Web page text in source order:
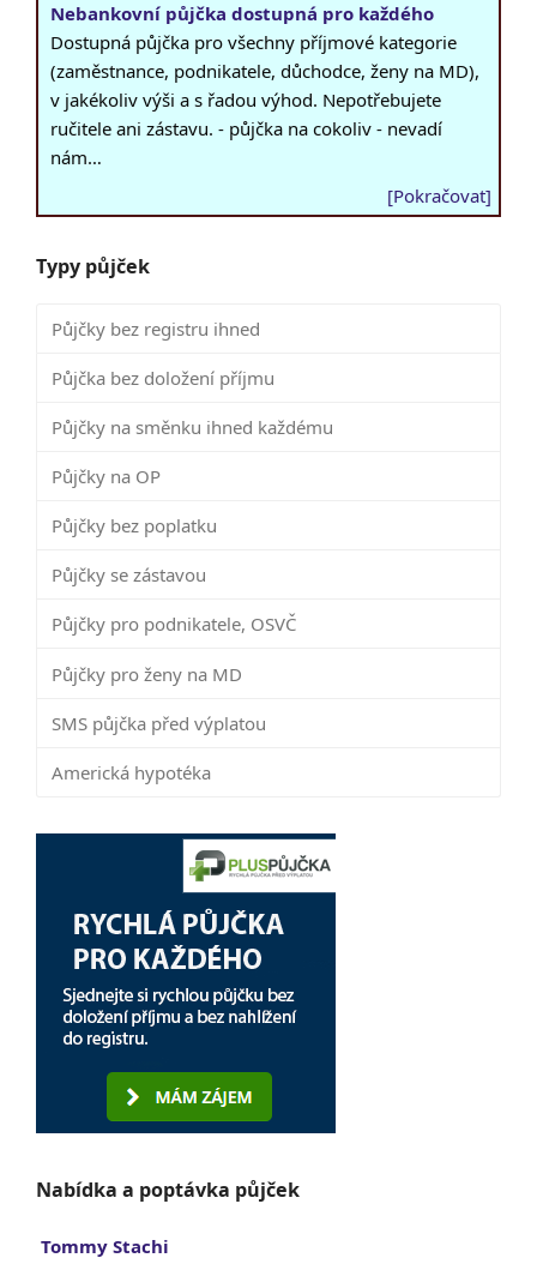
Nebankovní půjčka dostupná pro každého
Dostupná půjčka pro všechny příjmové kategorie
(zaměstnance, podnikatele, důchodce, ženy na MD),
v jakékoliv výši a s řadou výhod. Nepotřebujete
ručitele ani zástavu. - půjčka na cokoliv - nevadí
nám…
[Pokračovat]
Typy půjček
Půjčky bez registru ihned
Půjčka bez doložení příjmu
Půjčky na směnku ihned každému
Půjčky na OP
Půjčky bez poplatku
Půjčky se zástavou
Půjčky pro podnikatele, OSVČ
Půjčky pro ženy na MD
SMS půjčka před výplatou
Americká hypotéka
Nabídka a poptávka půjček
Tommy Stachi